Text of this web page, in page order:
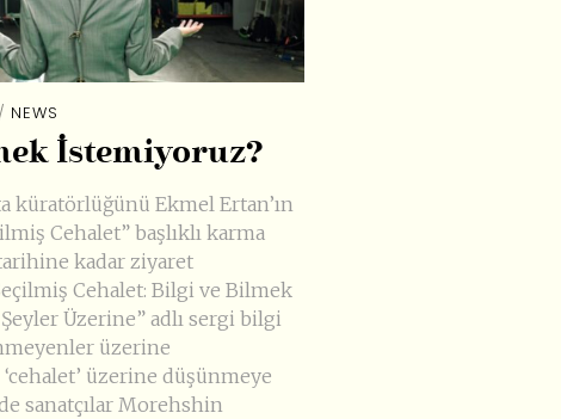
/ NEWS
İstemiyoruz?
küratörlüğünü Ekmel Ertan’ın
Cehalet” başlıklı karma
kadar ziyaret
Cehalet: Bilgi ve Bilmek
Üzerine” adlı sergi bilgi
üzerine
üzerine düşünmeye
sanatçılar Morehshin